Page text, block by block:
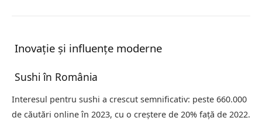
Inovație și influențe moderne
Sushi în România
Interesul pentru sushi a crescut semnificativ: peste 660.000
de căutări online în 2023, cu o creștere de 20% față de 2022.